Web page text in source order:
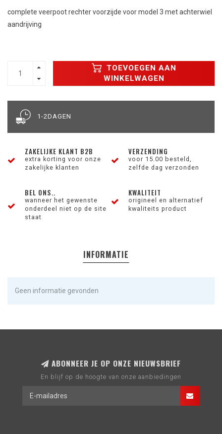
complete veerpoot rechter voorzijde voor model 3 met achterwiel
aandrijving
TOEVOEGEN AAN
WINKELWAGEN
1-2DAGEN
ZAKELIJKE KLANT B2B
extra korting voor onze
zakelijke klanten
VERZENDING
voor 15.00 besteld,
zelfde dag verzonden
BEL ONS..
wanneer het gewenste
onderdeel niet op de site
staat
KWALITEIT
origineel en alternatief
kwaliteits product
INFORMATIE
Geen informatie gevonden
ABONNEER JE OP ONZE NIEUWSBRIEF
En blijf op de hoogte van onze aanbiedingen